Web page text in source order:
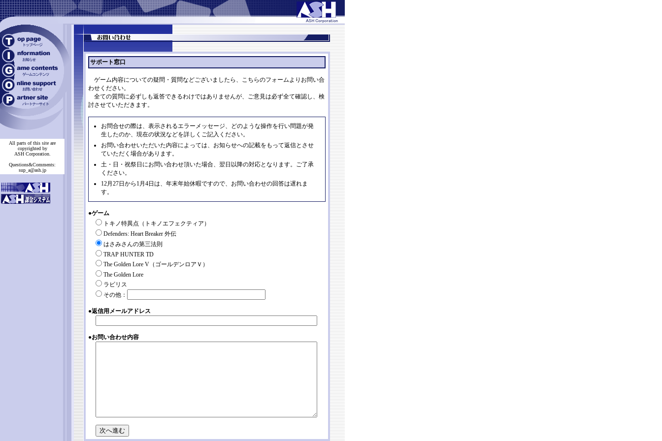
All parts of this site are
copyrighted by
ASH Corporation.
Questions&Comments:
sup_a@ash.jp
サポート窓口
ゲーム内容についての疑問・質問などございましたら、こちらのフォームよりお問い合
わせください。
全ての質問に必ずしも返答できるわけではありませんが、ご意見は必ず全て確認し、検
討させていただきます。
お問合せの際は、表示されるエラーメッセージ、どのような操作を行い問題が発
生したのか、現在の状況などを詳しくご記入ください。
お問い合わせいただいた内容によっては、お知らせへの記載をもって返信とさせ
ていただく場合があります。
土・日・祝祭日にお問い合わせ頂いた場合、翌日以降の対応となります。ご了承
ください。
12月27日から1月4日は、年末年始休暇ですので、お問い合わせの回答は遅れま
す。
●ゲーム
トキノ特異点（トキノエフェクティア）
Defenders: Heart Breaker 外伝
はさみさんの第三法則
TRAP HUNTER TD
The Golden Lore V（ゴールデンロアＶ）
The Golden Lore
ラビリス
その他：
●返信用メールアドレス
●お問い合わせ内容